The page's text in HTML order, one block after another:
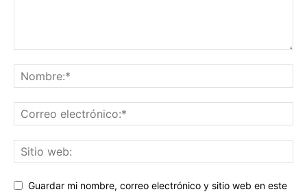
Guardar mi nombre, correo electrónico y sitio web en este